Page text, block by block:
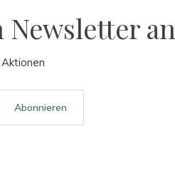
an
Abonnieren